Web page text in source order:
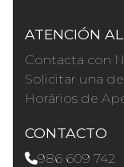
ATENCIÓN
Contacta con
Solicitar una
Horários de
CONTACTO
986 609 742